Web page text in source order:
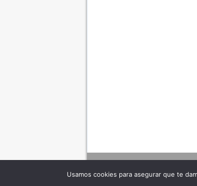
Usamos cookies para asegurar que te